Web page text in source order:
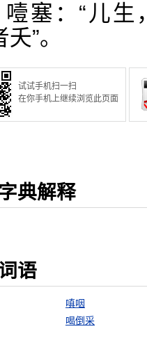
塞：“儿生
”。
试试手机扫一扫
在你手机上继续浏览此页面
典解释
语
嗔咽
喝倒采